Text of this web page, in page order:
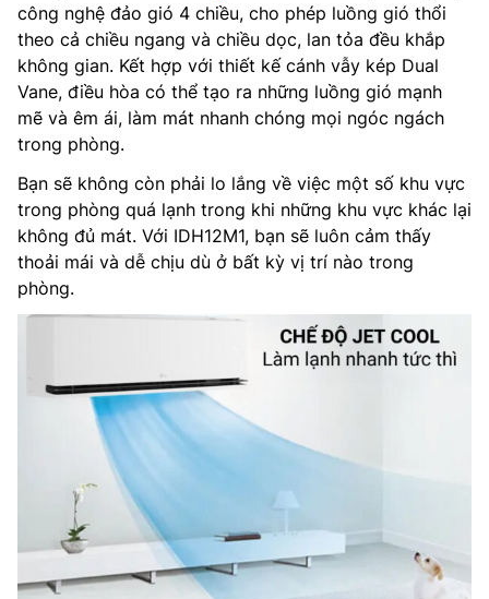
công nghệ đảo gió 4 chiều, cho phép luồng gió thổi
theo cả chiều ngang và chiều dọc, lan tỏa đều khắp
không gian. Kết hợp với thiết kế cánh vẫy kép Dual
Vane, điều hòa có thể tạo ra những luồng gió mạnh
mẽ và êm ái, làm mát nhanh chóng mọi ngóc ngách
trong phòng.
Bạn sẽ không còn phải lo lắng về việc một số khu vực
trong phòng quá lạnh trong khi những khu vực khác lại
không đủ mát. Với IDH12M1, bạn sẽ luôn cảm thấy
thoải mái và dễ chịu dù ở bất kỳ vị trí nào trong
phòng.